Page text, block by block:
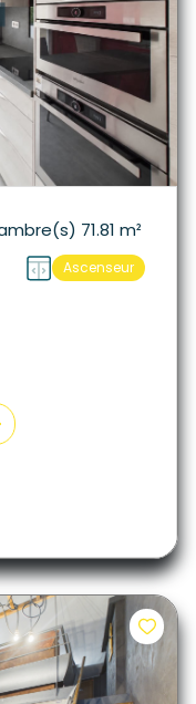
Appartement 3 pièce(s) 2 chambre(s) 71.81 m²
Ascenseur